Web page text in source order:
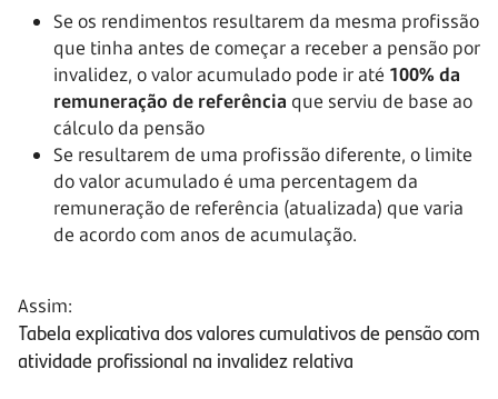
Se os rendimentos resultarem da mesma profissão
que tinha antes de começar a receber a pensão por
invalidez, o valor acumulado pode ir até 100% da
remuneração de referência que serviu de base ao
cálculo da pensão
Se resultarem de uma profissão diferente, o limite
do valor acumulado é uma percentagem da
remuneração de referência (atualizada) que varia
de acordo com anos de acumulação.
Assim:
Tabela explicativa dos valores cumulativos de pensão com
atividade profissional na invalidez relativa